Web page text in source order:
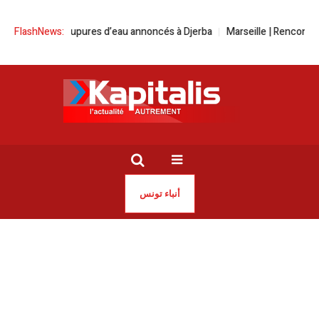
FlashNews:d’eau annoncés à Djerba Marseille | Rencontre artistique
أنباء تونس